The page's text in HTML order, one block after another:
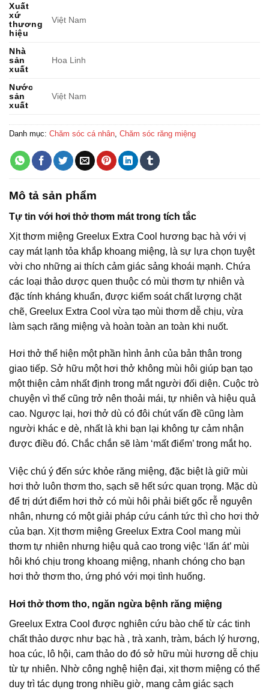
Xuất
xứ
thương
hiệu
Việt Nam
Nhà
sản
xuất
Hoa Linh
Nước
sản
xuất
Việt Nam
Danh mục: Chăm sóc cá nhân Chăm sóc răng miệng
Mô tả sản phẩm
Tự tin với hơi thở thơm mát trong tích tắc
Xịt thơm miệng Greelux Extra Cool hương bạc hà với vị
cay mát lạnh tỏa khắp khoang miệng, là sự lựa chọn tuyệt
vời cho những ai thích cảm giác sảng khoái mạnh. Chứa
các loại thảo dược quen thuộc có mùi thơm tự nhiên và
đặc tính kháng khuẩn, được kiểm soát chất lượng chặt
chẽ, Greelux Extra Cool vừa tạo mùi thơm dễ chịu, vừa
làm sạch răng miệng và hoàn toàn an toàn khi nuốt.
Hơi thở thể hiện một phần hình ảnh của bản thân trong
giao tiếp. Sở hữu một hơi thở không mùi hôi giúp bạn tạo
một thiện cảm nhất định trong mắt người đối diện. Cuộc trò
chuyện vì thế cũng trở nên thoải mái, tự nhiên và hiệu quả
cao. Ngược lại, hơi thở dù có đôi chút vấn đề cũng làm
người khác e dè, nhất là khi bạn lại không tự cảm nhận
được điều đó. Chắc chắn sẽ làm ‘mất điểm’ trong mắt họ.
Việc chú ý đến sức khỏe răng miệng, đặc biệt là giữ mùi
hơi thở luôn thơm tho, sạch sẽ hết sức quan trọng. Mặc dù
để trị dứt điểm hơi thở có mùi hôi phải biết gốc rễ nguyên
nhân, nhưng có một giải pháp cứu cánh tức thì cho hơi thở
của bạn. Xịt thơm miệng Greelux Extra Cool mang mùi
thơm tự nhiên nhưng hiệu quả cao trong việc ‘lấn át’ mùi
hôi khó chịu trong khoang miệng, nhanh chóng cho bạn
hơi thở thơm tho, ứng phó với mọi tình huống.
Hơi thở thơm tho, ngăn ngừa bệnh răng miệng
Greelux Extra Cool được nghiên cứu bào chế từ các tinh
chất thảo dược như bạc hà , trà xanh, tràm, bách lý hương,
hoa cúc, lô hội, cam thảo do đó sở hữu mùi hương dễ chịu
từ tự nhiên. Nhờ công nghệ hiện đại, xịt thơm miệng có thể
duy trì tác dụng trong nhiều giờ, mang cảm giác sạch